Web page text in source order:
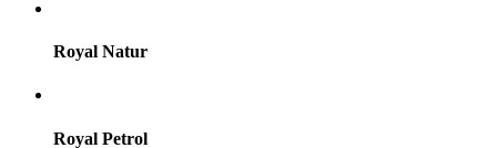
Royal Natur
Royal Petrol